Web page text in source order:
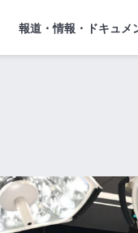
報道・情報・ドキュメ